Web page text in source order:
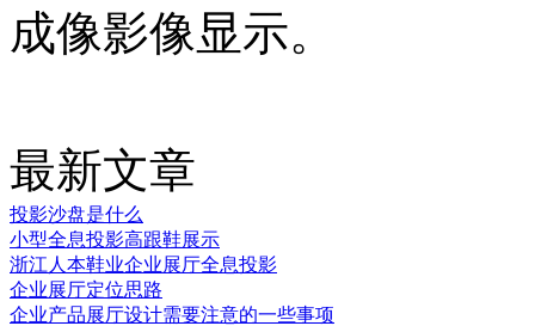
成像影像显示。
最新文章
投影沙盘是什么
小型全息投影高跟鞋展示
浙江人本鞋业企业展厅全息投影
企业展厅定位思路
企业产品展厅设计需要注意的一些事项